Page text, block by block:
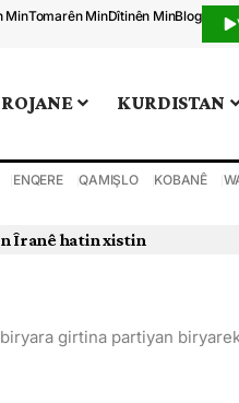
MinTomarên MinDîtinên MinBlog
ROJANE KURDISTAN
ENQERE QAMIŞLO KOBANÊ
Îranê hatin xistin
girtina partiyan